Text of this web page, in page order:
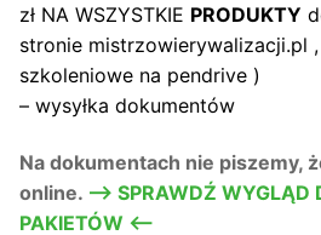
zł NA WSZYSTKIE PRODUKTY
stronie mistrzowierywalizacji.pl ,
szkoleniowe na pendrive )
– wysyłka dokumentów
Na dokumentach nie piszemy,
online. –> SPRAWDŹ WYGLĄD
PAKIETÓW <—